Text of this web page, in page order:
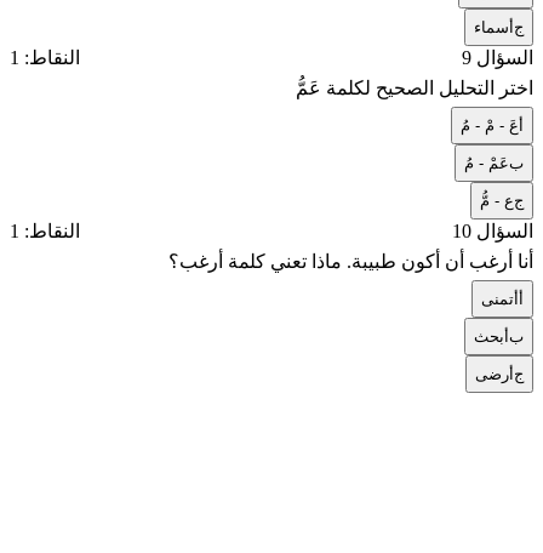
جأسماء
السؤال 9
النقاط: 1
اختر التحليل الصحيح لكلمة عَمُّ
عَ - مْ - مُ
بعَمْ - مُ
جع - مُّ
السؤال 10
النقاط: 1
أنا أرغب أن أكون طبيبة. ماذا تعني كلمة أرغب؟
أتمنى
بأبحث
جأرضى